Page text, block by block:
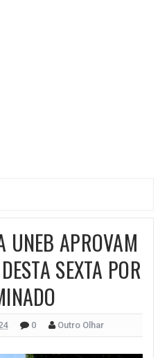
UNEB APROVAM
SEXTA POR
0 Outro Olhar